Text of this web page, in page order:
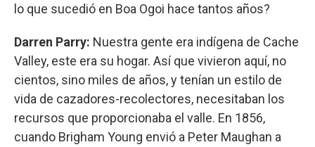
lo que sucedió en Boa Ogoi hace tantos años?
Darren Parry: Nuestra gente era indígena de Cache
Valley, este era su hogar. Así que vivieron aquí, no
cientos, sino miles de años, y tenían un estilo de
vida de cazadores-recolectores, necesitaban los
recursos que proporcionaba el valle. En 1856,
cuando Brigham Young envió a Peter Maughan a